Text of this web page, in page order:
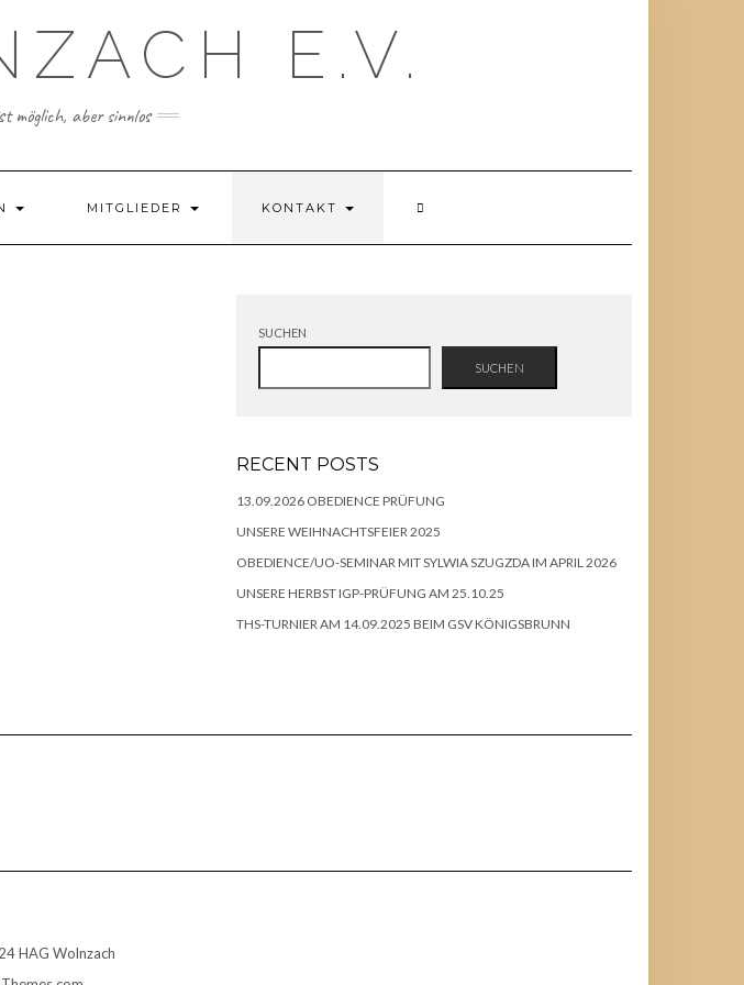
E.V.
möglich, aber sinnlos
MITGLIEDER KONTAKT
SUCHEN
SUCHEN
RECENT POSTS
13.09.2026 OBEDIENCE PRÜFUNG
UNSERE WEIHNACHTSFEIER 2025
OBEDIENCE/UO-SEMINAR MIT SYLWIA SZUGZDA IM APRIL 2026
UNSERE HERBST IGP-PRÜFUNG AM 25.10.25
THS-TURNIER AM 14.09.2025 BEIM GSV KÖNIGSBRUNN
HAG Wolnzach